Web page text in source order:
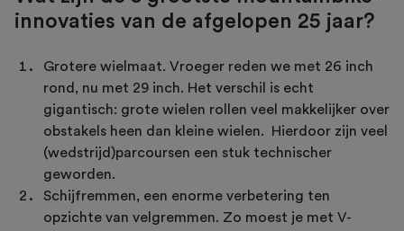
innovaties van de afgelopen 25 jaar?
Grotere wielmaat. Vroeger reden we met 26 inch
rond, nu met 29 inch. Het verschil is echt
gigantisch: grote wielen rollen veel makkelijker over
obstakels heen dan kleine wielen. Hierdoor zijn veel
(wedstrijd)parcoursen een stuk technischer
geworden.
Schijfremmen, een enorme verbetering ten
opzichte van velgremmen. Zo moest je met V-